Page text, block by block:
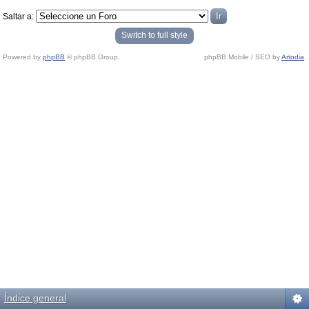
Saltar a:
Switch to full style
Powered by phpBB © phpBB Group. phpBB Mobile / SEO byArtodia
Índice general